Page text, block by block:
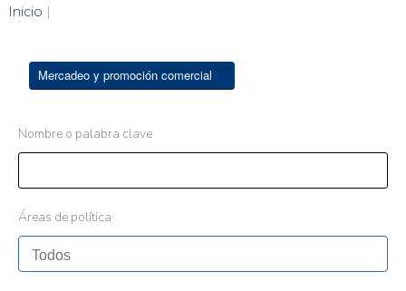
Inicio |
Mercadeo y promoción comercial
Nombre o palabra clave
Áreas de política